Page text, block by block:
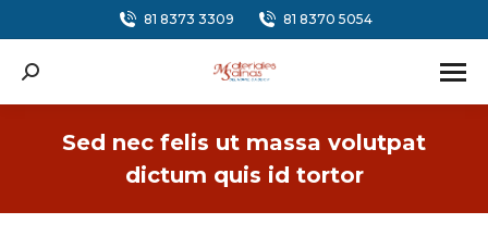
81 8373 3309 81 8370 5054
Search:
Sed nec felis ut massa volutpat
dictum quis id tortor